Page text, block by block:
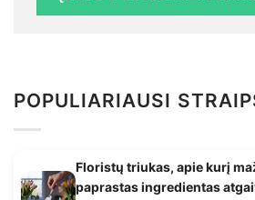
POPULIARIAUSI
Floristų triukas, apie kurį
paprastas ingredientas